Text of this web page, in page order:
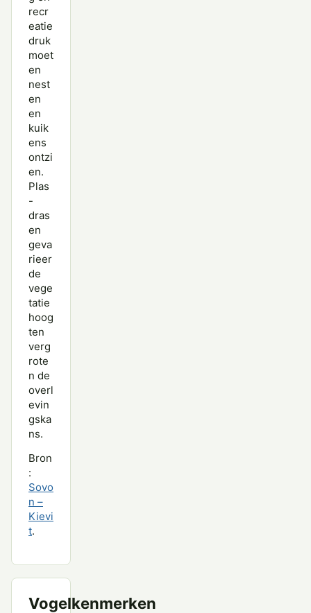
recr
eatie
druk
moet
en
nest
en
en
kuik
ens
ontzi
en.
Plas
-
dras
en
geva
rieer
de
vege
tatie
hoog
ten
verg
rote
n de
overl
evin
gska
ns.
Bron
:
Sovo
n –
Kievi
t.
Vogelkenmerken